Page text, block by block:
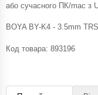
або сучасного ПК/mac з
BOYA BY-K4 - 3.5mm
Код товара: 893196